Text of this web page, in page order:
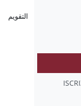
التقويم